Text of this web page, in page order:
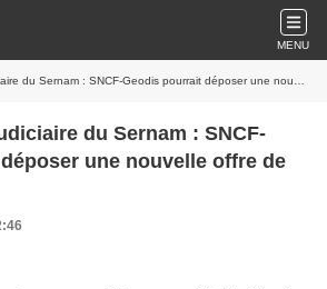
MENU
Sernam : SNCF-Geodis pourrait déposer une nouvelle offre de reprise
du Sernam : SNCF-
une nouvelle offre de